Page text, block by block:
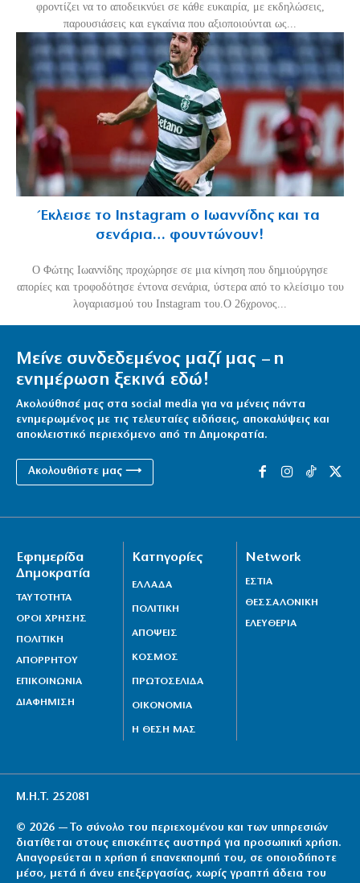
φροντίζει να το αποδεικνύει σε κάθε ευκαιρία, με εκδηλώσεις,
παρουσιάσεις και εγκαίνια που αξιοποιούνται ως...
Έκλεισε το Instagram ο Ιωαννίδης και τα
σενάρια… φουντώνουν!
Ο Φώτης Ιωαννίδης προχώρησε σε μια κίνηση που δημιούργησε
απορίες και τροφοδότησε έντονα σενάρια, ύστερα από το κλείσιμο του
λογαριασμού του Instagram του.Ο 26χρονος...
Μείνε συνδεδεμένος μαζί μας – η
ενημέρωση ξεκινά εδώ!
Ακολούθησέ μας στα social media για να μένεις πάντα
ενημερωμένος με τις τελευταίες ειδήσεις, αποκαλύψεις και
αποκλειστικό περιεχόμενο από τη Δημοκρατία.
Ακολουθήστε μας ⟶
Εφημερίδα
Δημοκρατία
ΤΑΥΤΟΤΗΤΑ
ΟΡΟΙ ΧΡΗΣΗΣ
ΠΟΛΙΤΙΚΗ
ΑΠΟΡΡΗΤΟΥ
ΕΠΙΚΟΙΝΩΝΙΑ
ΔΙΑΦΗΜΙΣΗ
Κατηγορίες
ΕΛΛΑΔΑ
ΠΟΛΙΤΙΚΗ
ΑΠΟΨΕΙΣ
ΚΟΣΜΟΣ
ΠΡΩΤΟΣΕΛΙΔΑ
ΟΙΚΟΝΟΜΙΑ
Η ΘΕΣΗ ΜΑΣ
Network
ΕΣΤΙΑ
ΘΕΣΣΑΛΟΝΙΚΗ
ΕΛΕΥΘΕΡΙΑ
Μ.Η.Τ. 252081
© 2026 — Το σύνολο του περιεχομένου και των υπηρεσιών
διατίθεται στους επισκέπτες αυστηρά για προσωπική χρήση.
Απαγορεύεται η χρήση ή επανεκπομπή του, σε οποιοδήποτε
μέσο, μετά ή άνευ επεξεργασίας, χωρίς γραπτή άδεια του